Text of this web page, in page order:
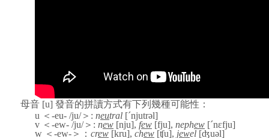
母音 [u] 發音的拼讀方式有下列幾種可能性：
u ＜ -eu- /ju/＞ : neutral [´njutrəl]
v ＜ -ew- /ju/＞ : new [nju], few [fju], nephew [´nɛfju]
w ＜ -ew- ＞： crew [kru], chew [ʧu], jewel [ʤuəl]